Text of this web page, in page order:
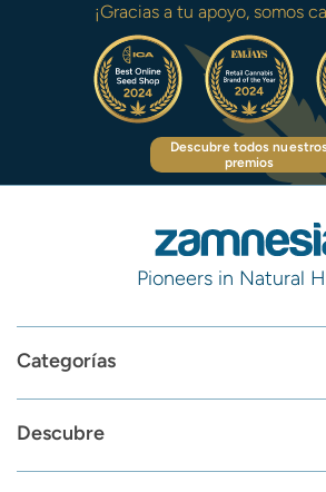
¡Gracias a tu apoyo, somos
Descubre todos
premios
Pioneers in Natural
Categorías
Descubre